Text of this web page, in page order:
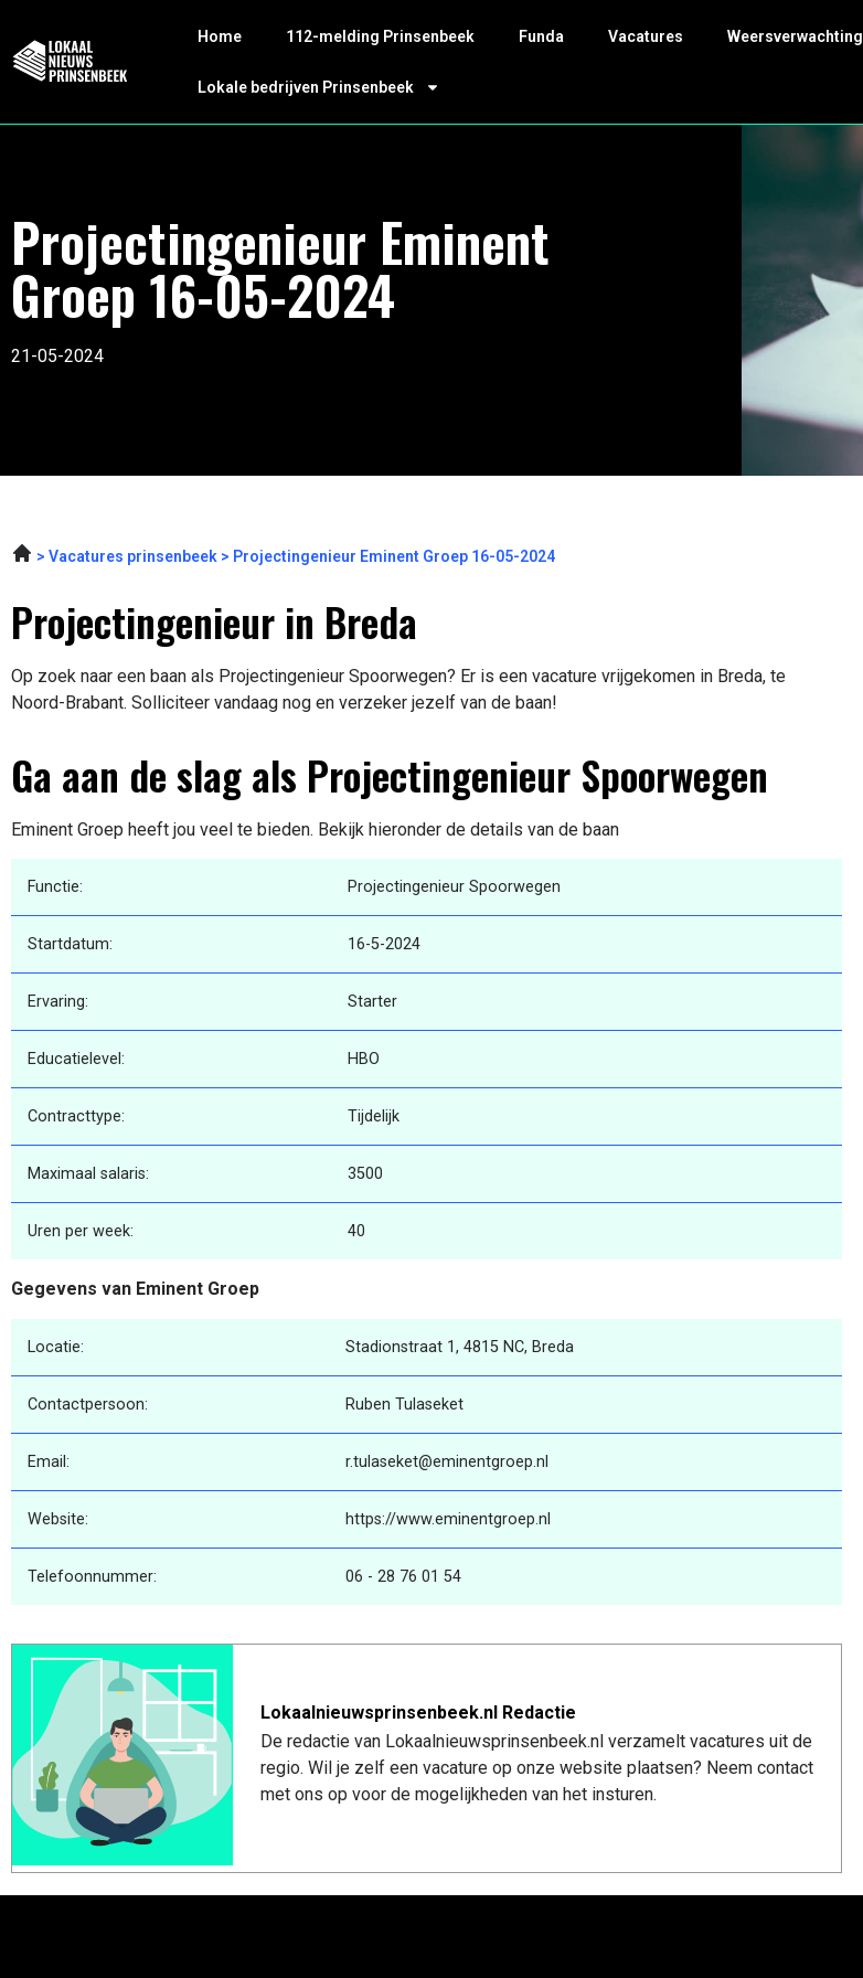
Home 112-melding Prinsenbeek Funda Vacatures Weersverwachting
Lokale bedrijven Prinsenbeek
Projectingenieur Eminent
Groep 16-05-2024
21-05-2024
Vacatures prinsenbeek Projectingenieur Eminent Groep 16-05-2024
Projectingenieur in Breda
Op zoek naar een baan als Projectingenieur Spoorwegen? Er is een vacature vrijgekomen in Breda, te
Noord-Brabant. Solliciteer vandaag nog en verzeker jezelf van de baan!
Ga aan de slag als Projectingenieur Spoorwegen
Eminent Groep heeft jou veel te bieden. Bekijk hieronder de details van de baan
Functie: Projectingenieur Spoorwegen
Startdatum: 16-5-2024
Ervaring: Starter
Educatielevel: HBO
Contracttype: Tijdelijk
Maximaal salaris: 3500
Uren per week: 40
Gegevens van Eminent Groep
Locatie: Stadionstraat 1, 4815 NC, Breda
Contactpersoon: Ruben Tulaseket
Email: r.tulaseket@eminentgroep.nl
Website: https://www.eminentgroep.nl
Telefoonnummer: 06 - 28 76 01 54
Lokaalnieuwsprinsenbeek.nl Redactie
De redactie van Lokaalnieuwsprinsenbeek.nl verzamelt vacatures uit de
regio. Wil je zelf een vacature op onze website plaatsen? Neem contact
met ons op voor de mogelijkheden van het insturen.